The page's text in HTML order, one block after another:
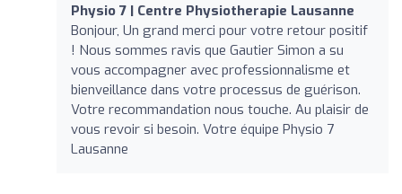
Physio 7 | Centre Physiotherapie Lausanne
Bonjour, Un grand merci pour votre retour positif
! Nous sommes ravis que Gautier Simon a su
vous accompagner avec professionnalisme et
bienveillance dans votre processus de guérison.
Votre recommandation nous touche. Au plaisir de
vous revoir si besoin. Votre équipe Physio 7
Lausanne